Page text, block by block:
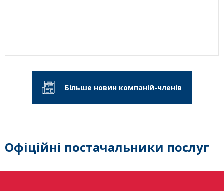
Більше новин компаній-членів
Офіційні постачальники послуг